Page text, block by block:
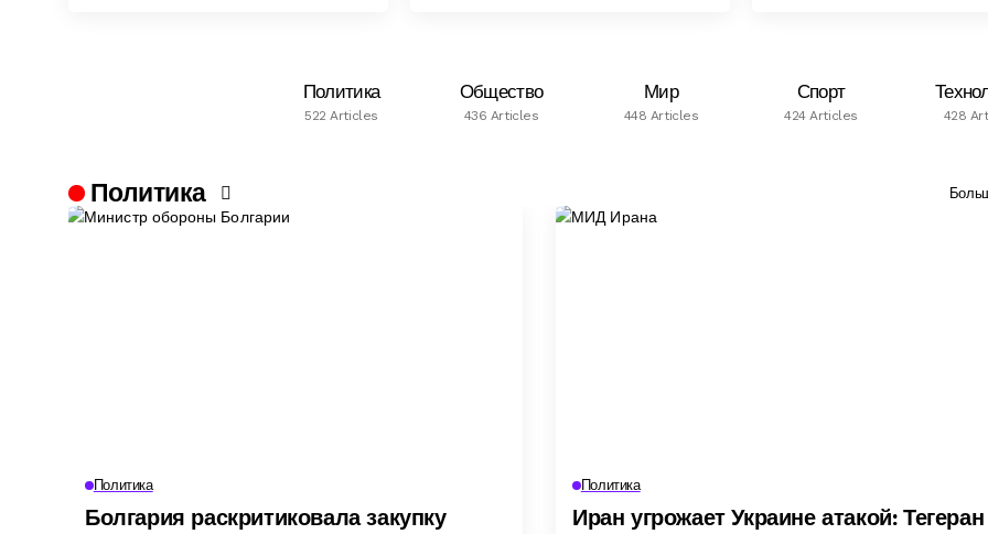
Политика
522 Articles
Общество
436 Articles
Мир
448 Articles
Спорт
424 Articles 428
Политика
Политика
Болгария раскритиковала закупку
Политика
Иран угрожает Украине атакой: Тегеран